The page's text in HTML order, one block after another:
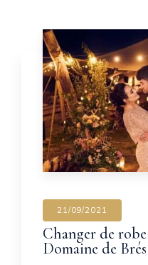
21/09/2021
Changer de
Domaine de